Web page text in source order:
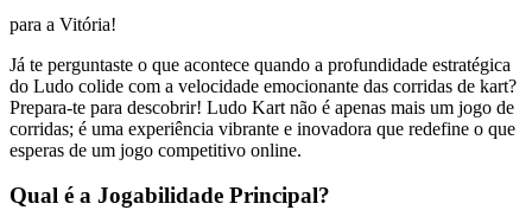
para a Vitória!
Já te perguntaste o que acontece quando a profundidade estratégica
do Ludo colide com a velocidade emocionante das corridas de kart?
Prepara-te para descobrir! Ludo Kart não é apenas mais um jogo de
corridas; é uma experiência vibrante e inovadora que redefine o que
esperas de um jogo competitivo online.
Qual é a Jogabilidade Principal?